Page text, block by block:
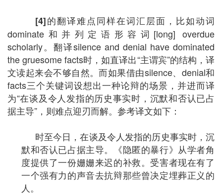
[4]的翻译难点同样在词汇层面，比如动词
dominate和并列定语形容词[long] overdue
scholarly。翻译silence and denial have dominated
the gruesome facts时，如直译出“主谓宾”的结构，译
文读起来会不够自然。而如果借由silence、denial和
facts三个关键词设想出一种论辩的场景，并进而译
为“在谈及令人发指的历史事实时，沉默和否认已占
据主导”，则难点迎刃而解。参考译文如下：
时至今日，在谈及令人发指的历史事实时，沉
默和否认已占据主导。《隐匿的暴行》从学者角
度提供了一份姗姗来迟的补救。受害者现在有了
一个强有力的声音去抗辩那些曾决定埋葬正义的
人。